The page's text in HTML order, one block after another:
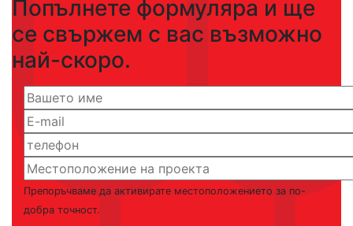
Попълнете формуляра и ще
се свържем с вас възможно
най-скоро.
Препоръчваме да активирате местоположението за по-
добра точност.